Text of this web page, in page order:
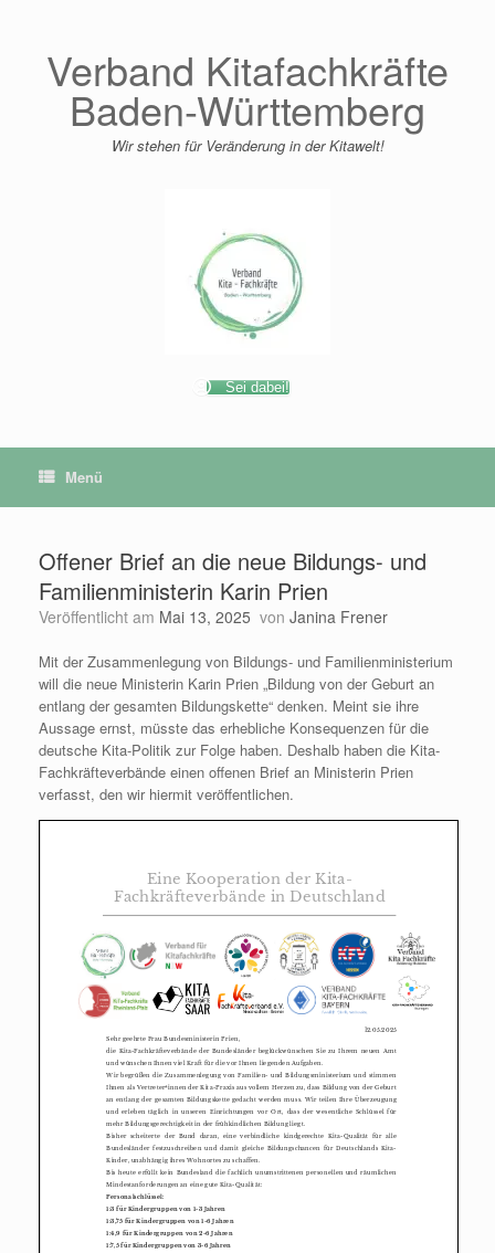
Verband Kitafachkräfte
Baden-Württemberg
Wir stehen für Veränderung in der Kitawelt!
Sei dabei!
Menü
Offener Brief an die neue Bildungs- und
Familienministerin Karin Prien
Veröffentlicht am Mai 13, 2025 von Janina Frener
Mit der Zusammenlegung von Bildungs- und Familienministerium
will die neue Ministerin Karin Prien „Bildung von der Geburt an
entlang der gesamten Bildungskette“ denken. Meint sie ihre
Aussage ernst, müsste das erhebliche Konsequenzen für die
deutsche Kita-Politik zur Folge haben. Deshalb haben die Kita-
Fachkräfteverbände einen offenen Brief an Ministerin Prien
verfasst, den wir hiermit veröffentlichen.